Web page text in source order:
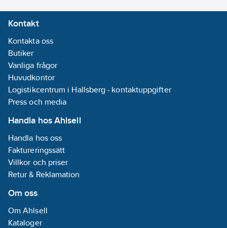
Kontakt
Kontakta oss
Butiker
Vanliga frågor
Huvudkontor
Logistikcentrum i Hallsberg - kontaktuppgifter
Press och media
Handla hos Ahlsell
Handla hos oss
Faktureringssätt
Villkor och priser
Retur & Reklamation
Om oss
Om Ahlsell
Kataloger